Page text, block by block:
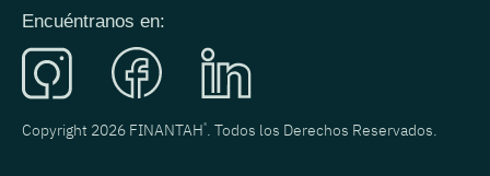
Encuéntranos en:
Copyright 2026 FINANTAH®. Todos los Derechos Reservados.